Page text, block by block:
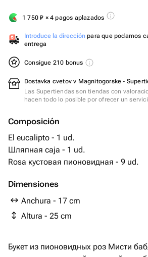
1 750₽ × 4 pagos aplazados
Introduce la dirección para que podamos
entrega
Consigue 210 bonus
Dostavka cvetov v Magnitogorske -
Las Supertiendas son tiendas con
hacen todo lo posible por ofrecer un
Composición
El eucalipto - 1 ud.
Шляпная caja - 1 ud.
Rosa кустовая пионовидная - 9 ud.
Dimensiones
Anchura - 17 cm
Altura - 25 cm
Букет из пионовидных роз Мисти